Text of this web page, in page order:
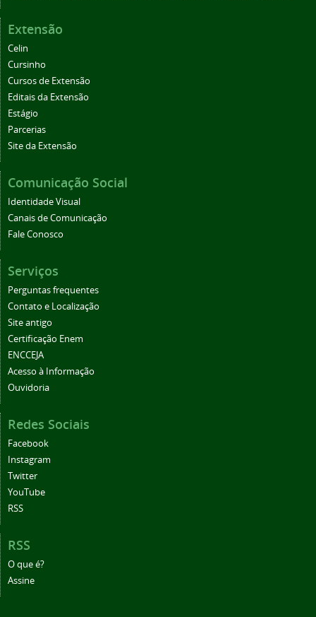
Extensão
Celin
Cursinho
Cursos de Extensão
Editais da Extensão
Estágio
Parcerias
Site da Extensão
Comunicação Social
Identidade Visual
Canais de Comunicação
Fale Conosco
Serviços
Perguntas frequentes
Contato e Localização
Site antigo
Certificação Enem
ENCCEJA
Acesso à Informação
Ouvidoria
Redes Sociais
Facebook
Instagram
Twitter
YouTube
RSS
RSS
O que é?
Assine